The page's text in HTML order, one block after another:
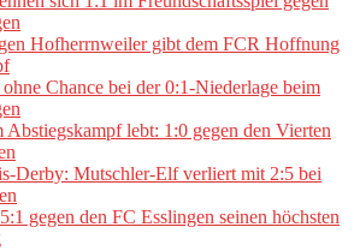
Hofherrnweiler gibt dem FCR Hoffnung
Chance bei der 0:1-Niederlage beim
lebt: 1:0 gegen den Vierten
Derby: Mutschler-Elf verliert mit 2:5 bei
gegen den FC Esslingen seinen höchsten